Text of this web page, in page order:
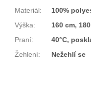
Materiál:
100%
Výška:
160 cm,
Praní:
40°C,
Žehlení: Nežehlí se